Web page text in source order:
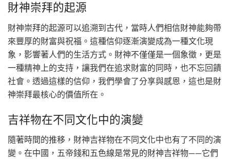
財神崇拜的起源
財神崇拜的起源可以追溯到古代，當時人們相信財神能夠帶
來豐厚的財富與祝福。這種信仰逐漸演變成為一種文化現
象，影響著人們的生活方式。財神不僅僅是一個象徵，更是
一種精神上的支持，讓我們在追求財富的同時，也不忘回饋
社會。透過這樣的信仰，我們學會了分享與感恩，這也是財
神崇拜最核心的價值所在。
吉祥物在不同文化中的演變
隨著時間的推移，財神吉祥物在不同文化中也有了不同的演
變。在中國，五帝錢和五色線是常見的財神吉祥物——它們